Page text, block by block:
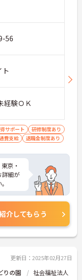
56
経験ＯＫ
サポート
研修制度あり
費支給 退職金制度あり
京・
詳細が
介してもらう
更新日：2025年02月27日
りの園
社会福祉法人